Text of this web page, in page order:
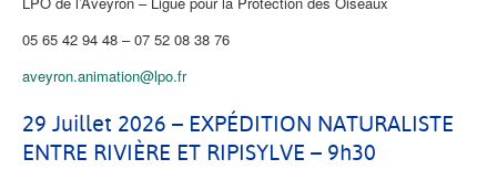
05 65 42 94 48 – 07 52 08 38 76
aveyron.animation@lpo.fr
29 Juillet 2026 – EXPÉDITION NATURALISTE
ENTRE RIVIÈRE ET RIPISYLVE – 9h30